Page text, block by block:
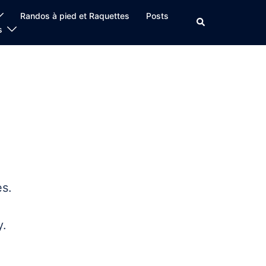
Randos à pied et Raquettes
Posts
Rechercher